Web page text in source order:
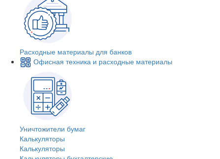
Расходные материалы для банков
Офисная техника и расходные материалы
Уничтожители бумаг
Калькуляторы
Калькуляторы